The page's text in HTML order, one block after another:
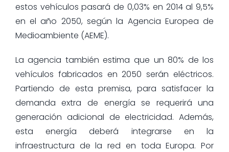
estos vehículos pasará de 0,03% en 2014 al 9,5%
en el año 2050, según la Agencia Europea de
Medioambiente (AEME).
La agencia también estima que un 80% de los
vehículos fabricados en 2050 serán eléctricos.
Partiendo de esta premisa, para satisfacer la
demanda extra de energía se requerirá una
generación adicional de electricidad. Además,
esta energía deberá integrarse en la
infraestructura de la red en toda Europa. Por